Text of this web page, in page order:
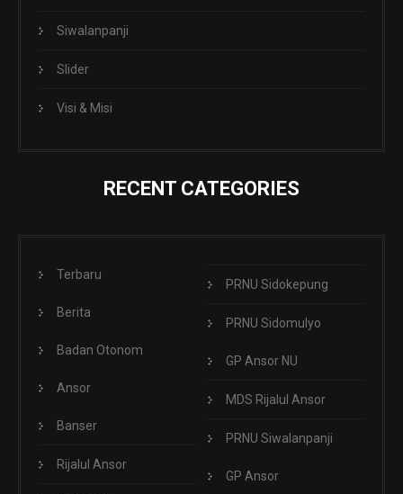
Siwalanpanji
Slider
Visi & Misi
RECENT CATEGORIES
Terbaru
Berita
Badan Otonom
Ansor
Banser
Rijalul Ansor
PRNU Sidokepung
PRNU Sidomulyo
GP Ansor NU
MDS Rijalul Ansor
PRNU Siwalanpanji
GP Ansor